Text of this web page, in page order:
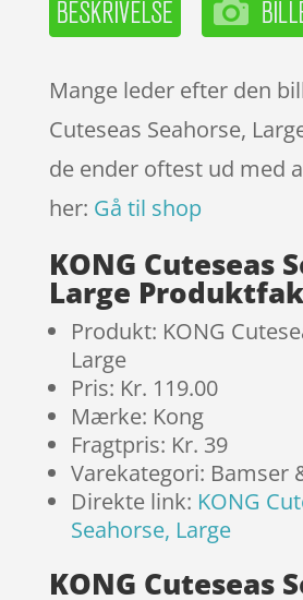
Mange leder efter den
Cuteseas Seahorse,
de ender oftest ud med
her: Gå til shop
KONG Cuteseas
Large
Produkt: KONG
Large
Pris: Kr. 119.00
Mærke: Kong
Fragtpris: Kr. 39
Varekategori: Bamser
Direkte link: KONG
Seahorse, Large
KONG Cuteseas